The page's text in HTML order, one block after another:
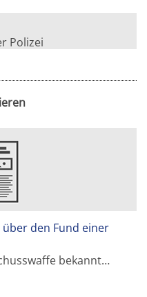
Polizei
den Fund einer
bekannt…